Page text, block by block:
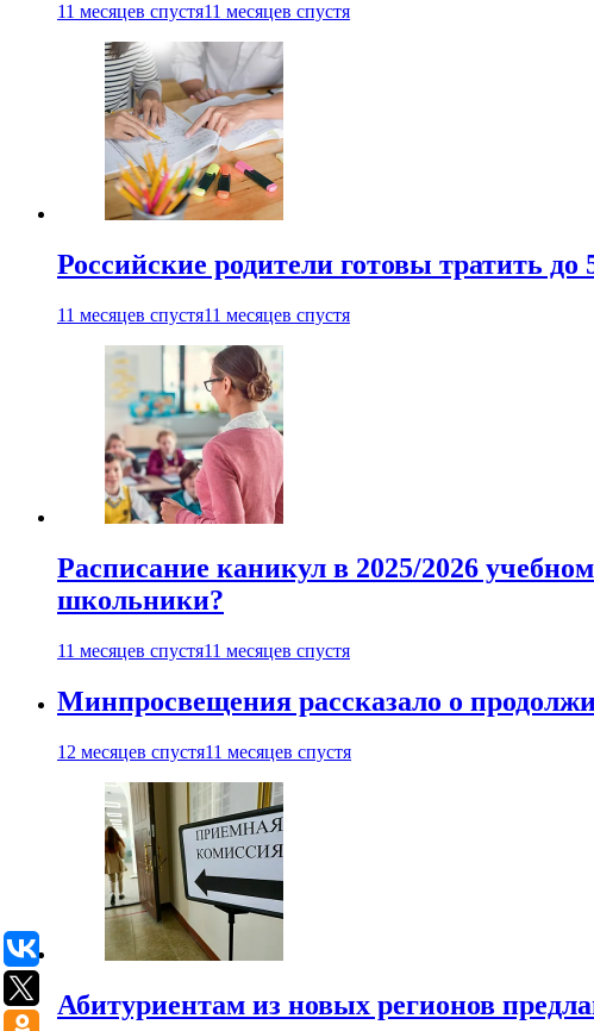
11 месяцев спустя11 месяцев спустя
Российские родители готовы тратить
11 месяцев спустя11 месяцев спустя
Расписание каникул в 2025/2026
школьники?
11 месяцев спустя11 месяцев спустя
Минпросвещения рассказало о
12 месяцев спустя11 месяцев спустя
Абитуриентам из новых регионов